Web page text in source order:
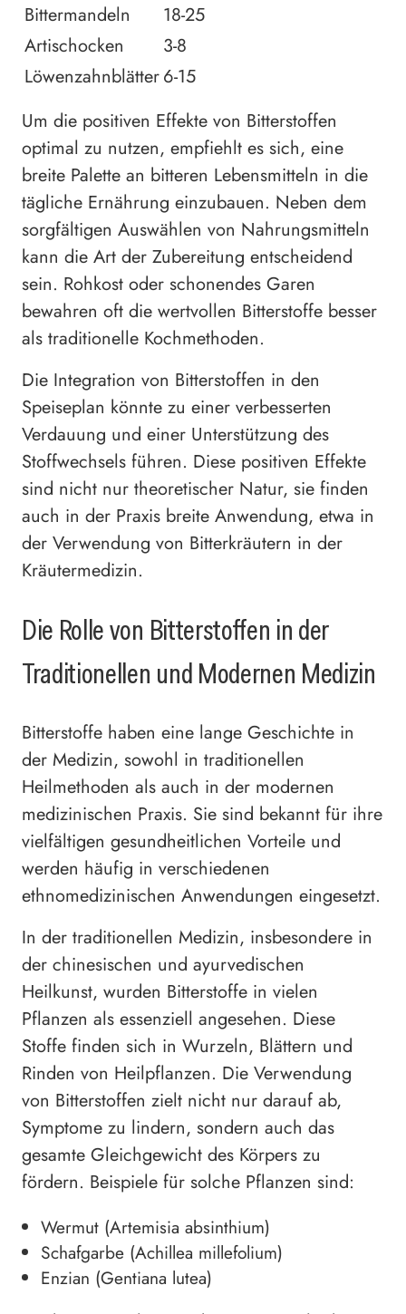
Bittermandeln
18-25
Artischocken
3-8
Löwenzahnblätter6-15
Um die positiven Effekte von Bitterstoffen
optimal zu nutzen, empfiehlt es sich, eine
breite Palette an bitteren Lebensmitteln in die
tägliche Ernährung einzubauen. Neben dem
sorgfältigen Auswählen von Nahrungsmitteln
kann die Art der Zubereitung entscheidend
sein. Rohkost oder schonendes Garen
bewahren oft die wertvollen Bitterstoffe besser
als traditionelle Kochmethoden.
Die Integration von Bitterstoffen in den
Speiseplan könnte zu einer verbesserten
Verdauung und einer Unterstützung des
Stoffwechsels führen. Diese positiven Effekte
sind nicht nur theoretischer Natur, sie finden
auch in der Praxis breite Anwendung, etwa in
der Verwendung von Bitterkräutern in der
Kräutermedizin.
Die Rolle von Bitterstoffen in der
Traditionellen und Modernen Medizin
Bitterstoffe haben eine lange Geschichte in
der Medizin, sowohl in traditionellen
Heilmethoden als auch in der modernen
medizinischen Praxis. Sie sind bekannt für ihre
vielfältigen gesundheitlichen Vorteile und
werden häufig in verschiedenen
ethnomedizinischen Anwendungen eingesetzt.
In der traditionellen Medizin, insbesondere in
der chinesischen und ayurvedischen
Heilkunst, wurden Bitterstoffe in vielen
Pflanzen als essenziell angesehen. Diese
Stoffe finden sich in Wurzeln, Blättern und
Rinden von Heilpflanzen. Die Verwendung
von Bitterstoffen zielt nicht nur darauf ab,
Symptome zu lindern, sondern auch das
gesamte Gleichgewicht des Körpers zu
fördern. Beispiele für solche Pflanzen sind:
Wermut (Artemisia absinthium)
Schafgarbe (Achillea millefolium)
Enzian (Gentiana lutea)